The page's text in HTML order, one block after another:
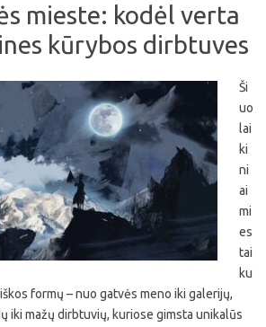
mieste: kodėl verta
kūrybos dirbtuves
Ši
uo
lai
ki
ni
ai
mi
es
tai
ku
formų – nuo gatvės meno iki galerijų,
iki mažų dirbtuvių, kuriose gimsta unikalūs